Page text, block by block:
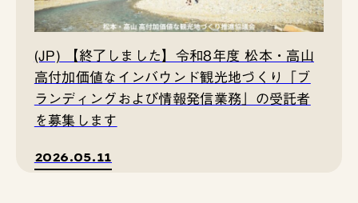
(JP) 【終了しました】令和8年度 松本・高山
高付加価値なインバウンド観光地づくり「ブ
ランディングおよび情報発信業務」の受託者
を募集します
2026.05.11